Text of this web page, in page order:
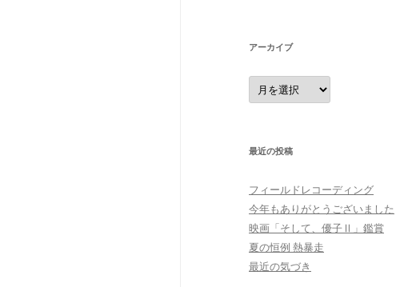
アーカイブ
ア
ー
カ
最近の投稿
フィールドレコーディング
今年もありがとうございました
映画「そして、優子Ⅱ」鑑賞
夏の恒例 熱暴走
最近の気づき